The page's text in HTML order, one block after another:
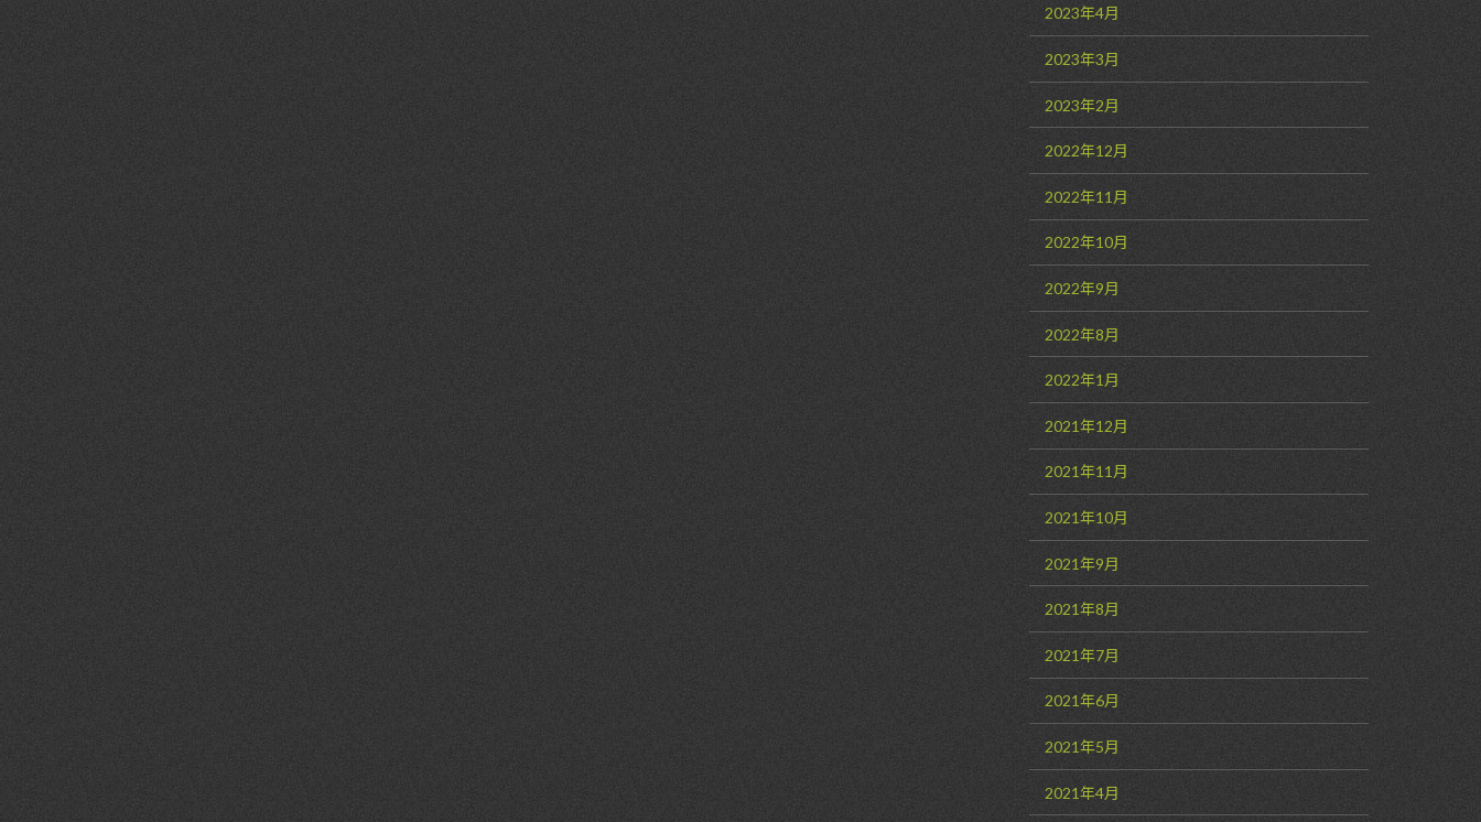
2023年4月
2023年3月
2023年2月
2022年12月
2022年11月
2022年10月
2022年9月
2022年8月
2022年1月
2021年12月
2021年11月
2021年10月
2021年9月
2021年8月
2021年7月
2021年6月
2021年5月
2021年4月